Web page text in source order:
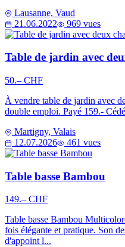
Lausanne, Vaud
21.06.2022
969 vues
Table de jardin avec
50.– CHF
À vendre table de jardin avec
double emploi. Payé 159.-
Martigny, Valais
12.07.2026
461 vues
Table basse Bambou
149.– CHF
Table basse Bambou
fois élégante et pratique. Son
d'appoint l...